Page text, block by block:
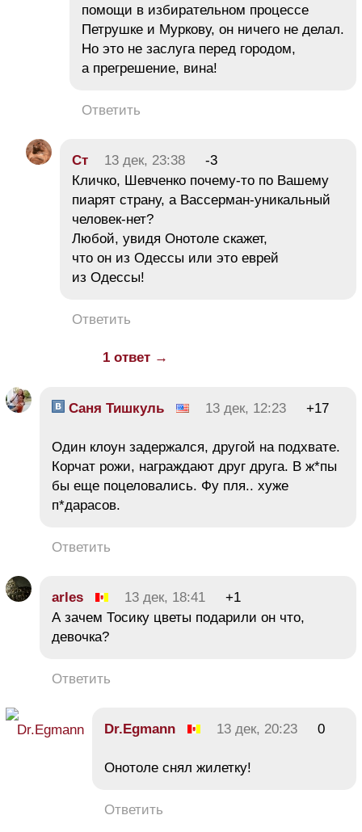
помощи в избирательном процессе
Петрушке и Муркову, он ничего не делал.
Но это не заслуга перед городом,
а прегрешение, вина!
Ответить
Ст 13 дек, 23:38
-3
Кличко, Шевченко почему-то по Вашему
пиарят страну, а Вассерман-уникальный
человек-нет?
Любой, увидя Онотоле скажет,
что он из Одессы или это еврей
из Одессы!
Ответить
1 ответ →
Саня Тишкуль 13 дек, 12:23 +17
Один клоун задержался, другой на подхвате.
Корчат рожи, награждают друг друга. В ж*пы
бы еще поцеловались. Фу пля.. хуже
п*дарасов.
Ответить
arles 13 дек, 18:41
+1
А зачем Тосику цветы подарили он что,
девочка?
Ответить
Dr.Egmann 13 дек, 20:23 0
Онотоле снял жилетку!
Ответить